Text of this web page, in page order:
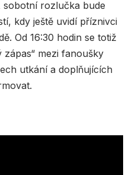
rozlučka bude
kdy ještě uvidí příznivci
Od 16:30 hodin se totiž
mezi fanoušky
utkání a doplňujících